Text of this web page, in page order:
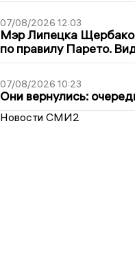
07/08/2026 12:03
Мэр Липецка
по правилу Парето.
07/08/2026 10:23
Они вернулись:
Новости СМИ2